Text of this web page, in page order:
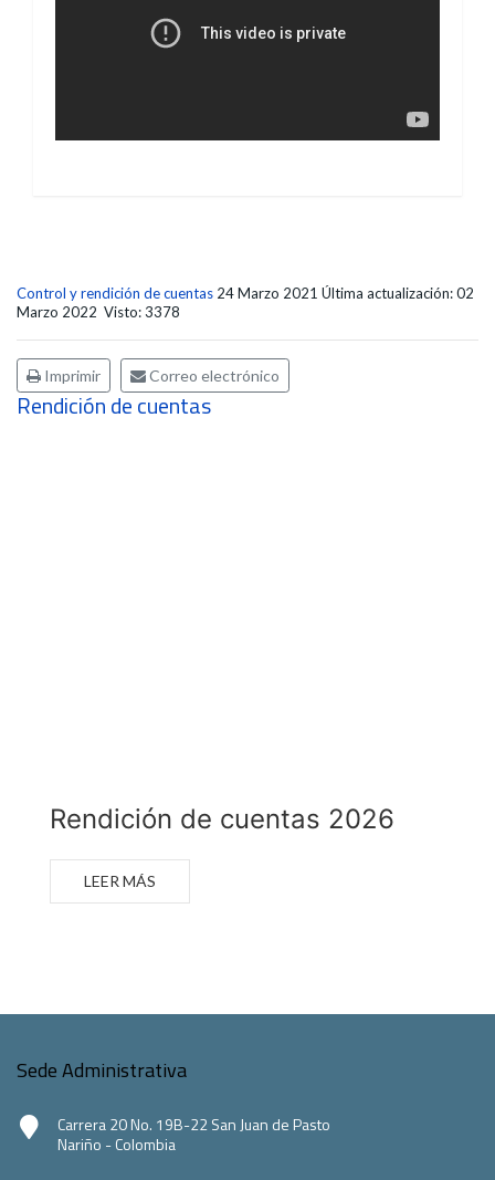
Control y rendición de cuentas 24 Marzo 2021 Última actualización: 02
Marzo 2022 Visto: 3378
Imprimir Correo electrónico
Rendición de cuentas
Rendición de cuentas 2026
LEER MÁS
Sede Administrativa
Carrera 20 No. 19B-22 San Juan de Pasto
Nariño - Colombia